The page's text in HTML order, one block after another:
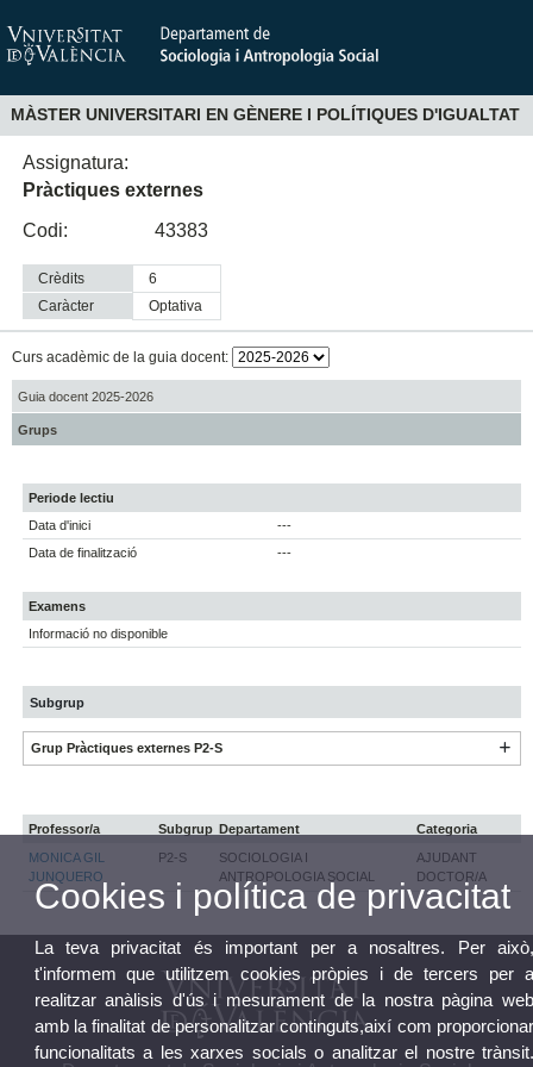
MÀSTER UNIVERSITARI EN GÈNERE I POLÍTIQUES D'IGUALTAT
Assignatura:
Pràctiques externes
Codi:
43383
Crèdits
6
Caràcter
optativa
Curs acadèmic de la guia docent:
Guia docent 2025-2026
Grups
Periode lectiu
Data d'inici
---
Data de finalització
---
Examens
Informació no disponible
Subgrup
Grup Pràctiques externes P2-S
Professor/a Subgrup Departament
Categoria
MONICA GIL
JUNQUERO
P2-S
SOCIOLOGIA I
ANTROPOLOGIA SOCIAL
AJUDANT
DOCTOR/A
Cookies i política de privacitat
La teva privacitat és important per a nosaltres. Per
t'informem que utilitzem cookies pròpies i de tercers per
realitzar anàlisis d'ús i mesurament de la nostra pàgina
amb la finalitat de personalitzar continguts,així com
funcionalitats a les xarxes socials o analitzar el nostre